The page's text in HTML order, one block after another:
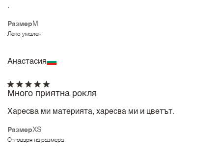
Размер M
Леко умален
.
Анастасия
РазмерXS
Отговаря на размера
Много приятна рокля
Харесва ми материята, харесва ми и цветът.